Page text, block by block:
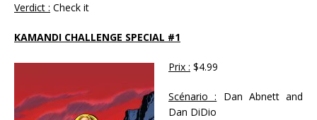
Verdict : Check it
KAMANDI CHALLENGE SPECIAL #1
Prix : $4.99
Scénario : Dan Abnett and
Dan DiDio